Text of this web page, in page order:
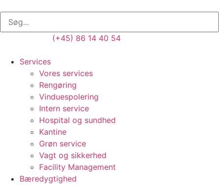
(+45) 86 14 40 54
Services
Vores services
Rengøring
Vinduespolering
Intern service
Hospital og sundhed
Kantine
Grøn service
Vagt og sikkerhed
Facility Management
Bæredygtighed